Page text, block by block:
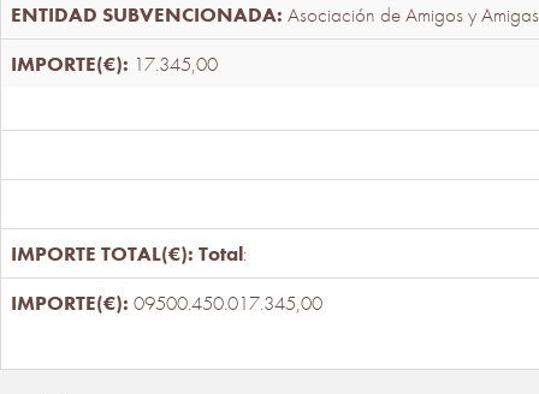
Asociación de Amigos y
17.345,00
Total:
09500.450.017.345,00